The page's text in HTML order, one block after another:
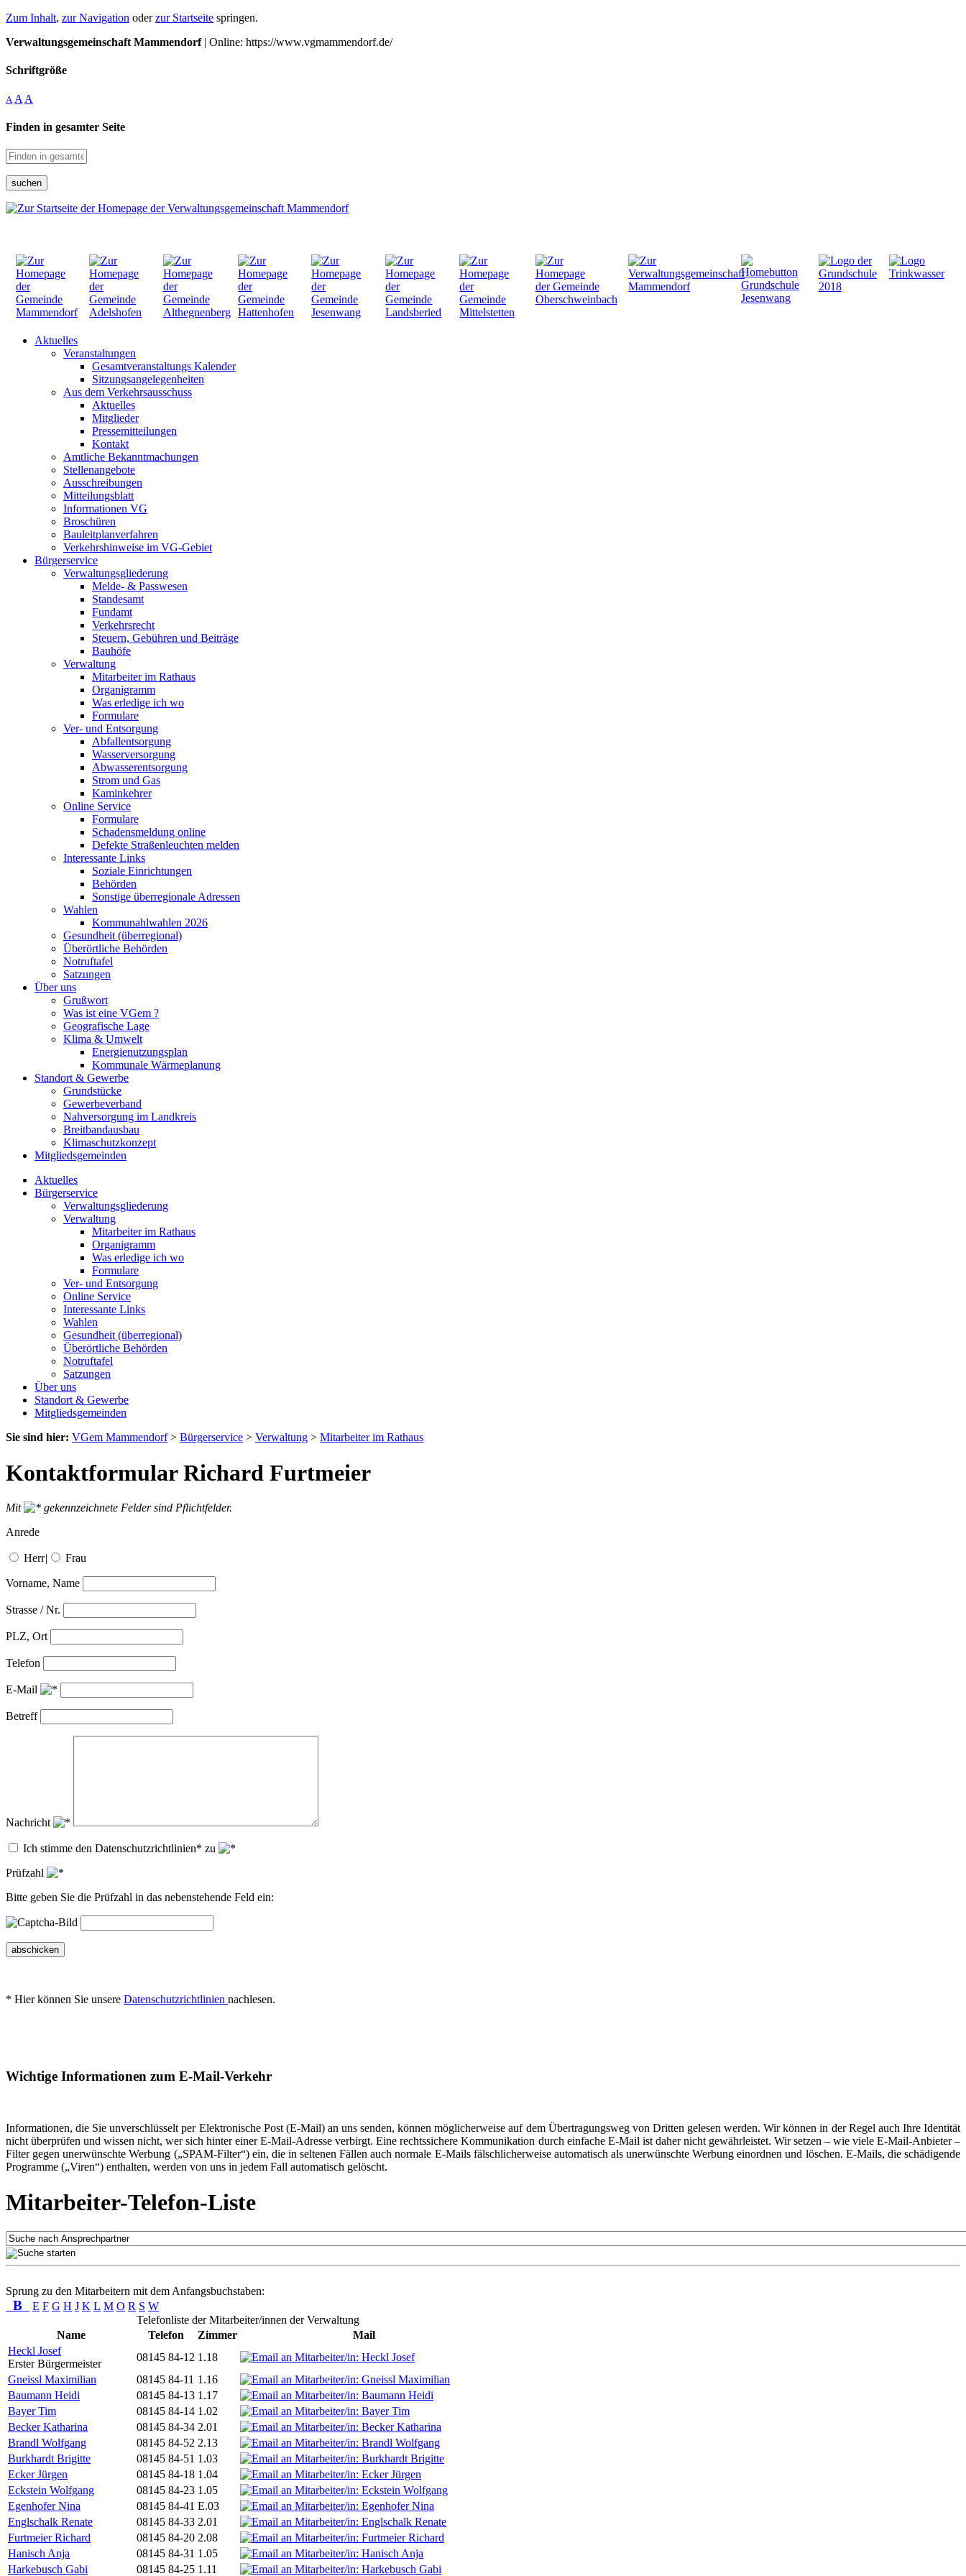
Zum Inhalt, zur Navigation oderzur Startseite springen.
Verwaltungsgemeinschaft Mammendorf| Online: https://www.vgmammendorf.de/
Schriftgröße
A A A
Finden in gesamter Seite
suchen
Aktuelles
Veranstaltungen
Gesamtveranstaltungs Kalender
Sitzungsangelegenheiten
Aus dem Verkehrsausschuss
Aktuelles
Mitglieder
Pressemitteilungen
Kontakt
Amtliche Bekanntmachungen
Stellenangebote
Ausschreibungen
Mitteilungsblatt
Informationen VG
Broschüren
Bauleitplanverfahren
Verkehrshinweise im VG-Gebiet
Bürgerservice
Verwaltungsgliederung
Melde- & Passwesen
Standesamt
Fundamt
Verkehrsrecht
Steuern, Gebühren und Beiträge
Bauhöfe
Verwaltung
Mitarbeiter im Rathaus
Organigramm
Was erledige ich wo
Formulare
Ver- und Entsorgung
Abfallentsorgung
Wasserversorgung
Abwasserentsorgung
Strom und Gas
Kaminkehrer
Online Service
Formulare
Schadensmeldung online
Defekte Straßenleuchten melden
Interessante Links
Soziale Einrichtungen
Behörden
Sonstige überregionale Adressen
Wahlen
Kommunahlwahlen 2026
Gesundheit (überregional)
Überörtliche Behörden
Notruftafel
Satzungen
Über uns
Grußwort
Was ist eine VGem ?
Geografische Lage
Klima & Umwelt
Energienutzungsplan
Kommunale Wärmeplanung
Standort & Gewerbe
Grundstücke
Gewerbeverband
Nahversorgung im Landkreis
Breitbandausbau
Klimaschutzkonzept
Mitgliedsgemeinden
Aktuelles
Bürgerservice
Verwaltungsgliederung
Verwaltung
Mitarbeiter im Rathaus
Organigramm
Was erledige ich wo
Formulare
Ver- und Entsorgung
Online Service
Interessante Links
Wahlen
Gesundheit (überregional)
Überörtliche Behörden
Notruftafel
Satzungen
Über uns
Standort & Gewerbe
Mitgliedsgemeinden
Sie sind hier: VGem Mammendorf> Bürgerservice > Verwaltung > Mitarbeiter im Rathaus
Kontaktformular Richard Furtmeier
Mit
gekennzeichnete Felder sind Pflichtfelder.
Anrede
Herr| Frau
Vorname, Name
Strasse / Nr.
PLZ, Ort
Telefon
E-Mail
Betreff
Nachricht
Ich stimme den Datenschutzrichtlinien* zu
Prüfzahl
Bitte geben Sie die Prüfzahl in das nebenstehende Feld ein:
abschicken
* Hier können Sie unsere Datenschutzrichtlinien nachlesen.
Wichtige Informationen zum E-Mail-Verkehr
Informationen, die Sie unverschlüsselt per Elektronische Post (E-Mail) an uns senden, können möglicherweise auf dem Übertragungsweg von Dritten gelesen werden. Wir können in der Regel auch Ihre Identität
nicht überprüfen und wissen nicht, wer sich hinter einer E-Mail-Adresse verbirgt. Eine rechtssichere Kommunikation durch einfache E-Mail ist daher nicht gewährleistet. Wir setzen – wie viele E-Mail-Anbieter –
Filter gegen unerwünschte Werbung („SPAM-Filter“) ein, die in seltenen Fällen auch normale E-Mails fälschlicherweise automatisch als unerwünschte Werbung einordnen und löschen. E-Mails, die schädigende
Programme („Viren“) enthalten, werden von uns in jedem Fall automatisch gelöscht.
Mitarbeiter-Telefon-Liste
Sprung zu den Mitarbeitern mit dem Anfangsbuchstaben:
B E F G H J K L M O R S W
Telefonliste der Mitarbeiter/innen der Verwaltung
Name
Telefon Zimmer
Mail
Heckl Josef
Erster Bürgermeister
08145 84-12 1.18
Gneissl Maximilian
08145 84-11 1.16
Baumann Heidi
08145 84-13 1.17
Bayer Tim
08145 84-14 1.02
Becker Katharina
08145 84-34 2.01
Brandl Wolfgang
08145 84-52 2.13
Burkhardt Brigitte
08145 84-51 1.03
Ecker Jürgen
08145 84-18 1.04
Eckstein Wolfgang
08145 84-23 1.05
Egenhofer Nina
08145 84-41 E.03
Englschalk Renate
08145 84-33 2.01
Furtmeier Richard
08145 84-20 2.08
Hanisch Anja
08145 84-31 1.05
Harkebusch Gabi
08145 84-25 1.11